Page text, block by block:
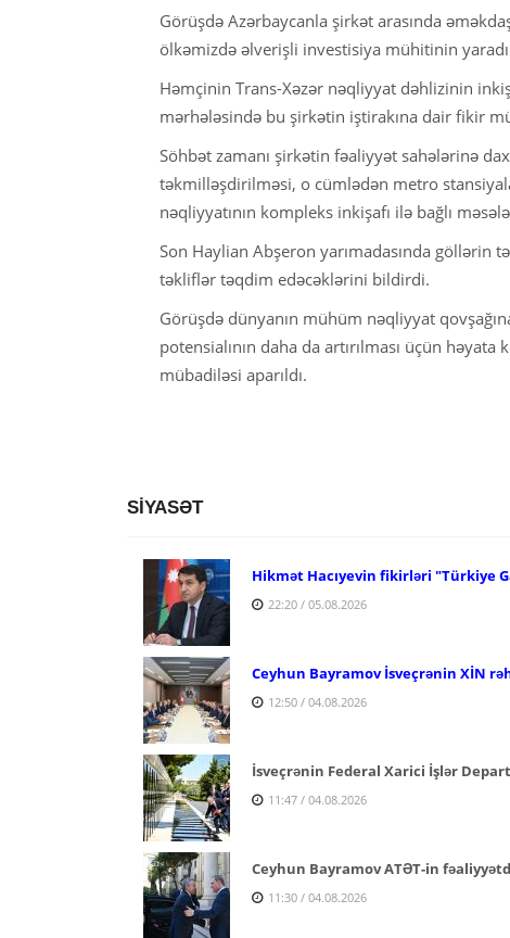
Görüşdə Azərbaycanla şirkət arasında
ölkəmizdə əlverişli investisiya mühitinin
Həmçinin Trans-Xəzər nəqliyyat dəhlizinin
mərhələsində bu şirkətin iştirakına dair fikir
Söhbət zamanı şirkətin fəaliyyət sahələrinə
təkmilləşdirilməsi, o cümlədən metro
nəqliyyatının kompleks inkişafı ilə bağlı
Son Haylian Abşeron yarımadasında göllərin
təkliflər təqdim edəcəklərini bildirdi.
Görüşdə dünyanın mühüm nəqliyyat
potensialının daha da artırılması üçün
mübadiləsi aparıldı.
SİYASƏT
Hikmət Hacıyevin fikirləri "Türkiye
22:20 / 05.08.2026
Ceyhun Bayramov İsveçrənin XİN
12:50 / 04.08.2026
İsveçrənin Federal Xarici İşlər
11:47 / 04.08.2026
Ceyhun Bayramov ATƏT-in
11:30 / 04.08.2026